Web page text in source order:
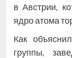
в Австрии,
ядро атома
Как
группы,